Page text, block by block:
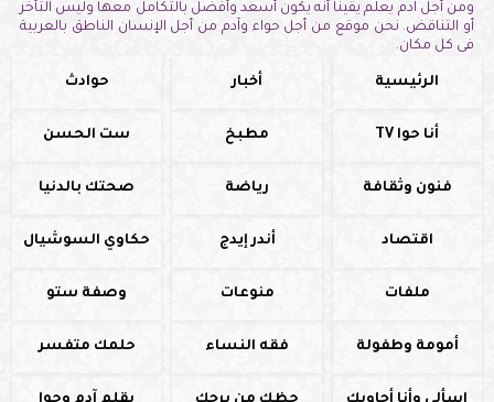
ومن أجل آدم يعلم يقيناً أنه يكون أسعد وأفضل بالتكامل معها وليس التأخر
أو التناقض. نحن موقع من أجل حواء وآدم من أجل الإنسان الناطق بالعربية
فى كل مكان.
الرئيسية أخبار حوادث
أنا حوا TV مطبخ ست الحسن
فنون وثقافة رياضة صحتك بالدنيا
اقتصاد أندر إيدج حكاوي السوشيال
ملفات منوعات وصفة ستو
أمومة وطفولة فقه النساء حلمك متفسر